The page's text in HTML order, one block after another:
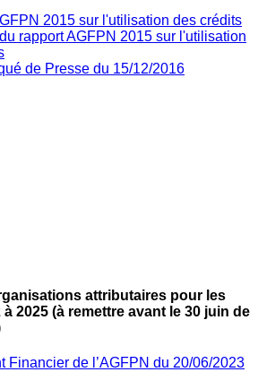
2015 sur l'utilisation des crédits
rapport AGFPN 2015 sur l'utilisation
de Presse du 15/12/2016
attributaires pour les
2025 (à remettre avant le 30 juin de
Financier de l’AGFPN du 20/06/2023